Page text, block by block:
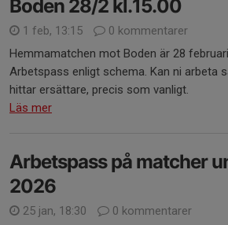
Boden 28/2 kl.15.00
1 feb, 13:15
0 kommentarer
Hemmamatchen mot Boden är 28
Arbetspass enligt schema. Kan ni arbeta
hittar ersättare, precis som vanligt.
Läs mer
Arbetspass på matcher
2026
25 jan, 18:30 0 kommentarer